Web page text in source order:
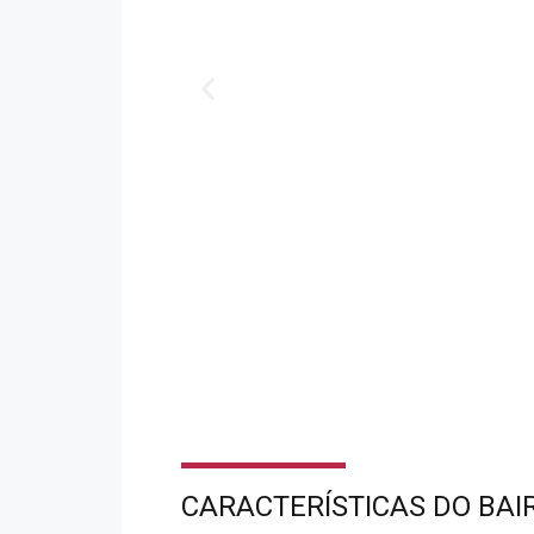
CARACTERÍSTICAS DO